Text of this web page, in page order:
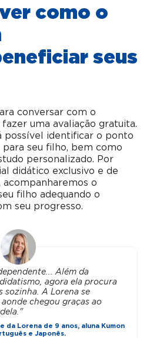
como o
seus
conversar com o
uma avaliação gratuita.
possível identificar o ponto
seu filho, bem como
personalizado. Por
didático exclusivo e de
o
filho adequando o
seu progresso.
Além da
agora ela procura
sozinha. A Lorena se
chegou graças ao
da Lorena de 9 anos, aluna Kumon
e Japonês.